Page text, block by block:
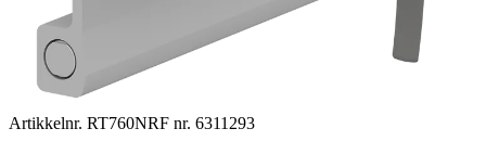
Artikkelnr. RT760NRF nr. 6311293